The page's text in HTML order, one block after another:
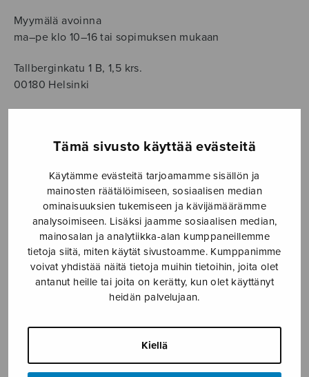
Tämä sivusto käyttää evästeitä
Käytämme evästeitä tarjoamamme sisällön ja
mainosten räätälöimiseen, sosiaalisen median
ominaisuuksien tukemiseen ja kävijämäärämme
analysoimiseen. Lisäksi jaamme sosiaalisen median,
mainosalan ja analytiikka-alan kumppaneillemme
tietoja siitä, miten käytät sivustoamme. Kumppanimme
voivat yhdistää näitä tietoja muihin tietoihin, joita olet
antanut heille tai joita on kerätty, kun olet käyttänyt
heidän palvelujaan.
Kiellä
Myymälä avoinna
ma–pe klo 10–16 tai sopimuksen mukaan
Tallberginkatu 1 B, 1,5 krs.
00180 Helsinki
NÄYTÄ KARTALLA
Etusivu › Nuottikauppa › Soitinmusiikki › Arioso